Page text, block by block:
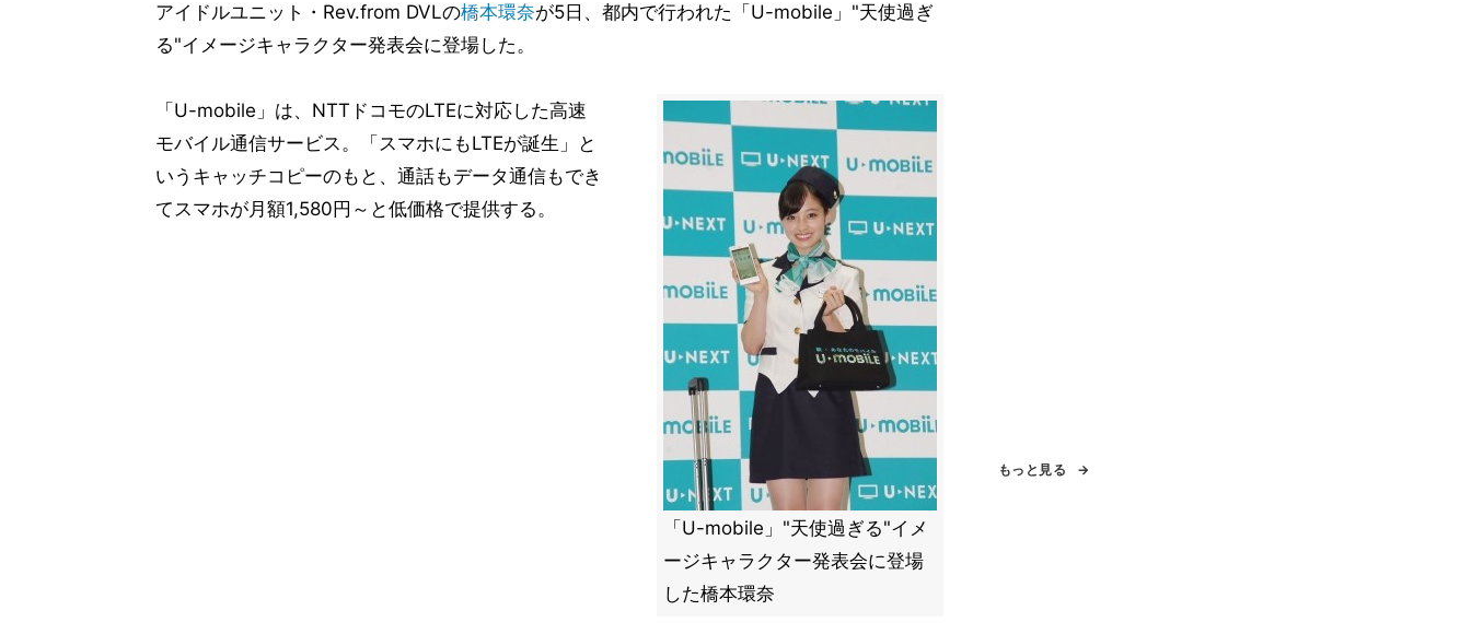
アイドルユニット・Rev.from DVLの橋本環奈が5日、都内で行われた「U-mobile」"天使過ぎ
る"イメージキャラクター発表会に登場した。
「U-mobile」"天使過ぎる"イメ
ージキャラクター発表会に登場
した橋本環奈
「U-mobile」は、NTTドコモのLTEに対応した高速
モバイル通信サービス。「スマホにもLTEが誕生」と
いうキャッチコピーのもと、通話もデータ通信もでき
てスマホが月額1,580円～と低価格で提供する。
もっと見る